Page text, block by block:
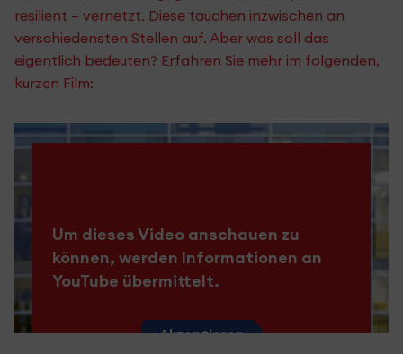
resilient – vernetzt. Diese tauchen inzwischen an
verschiedensten Stellen auf. Aber was soll das
eigentlich bedeuten? Erfahren Sie mehr im folgenden,
kurzen Film:
Um dieses Video anschauen zu
können, werden Informationen an
YouTube übermittelt.
Akzeptieren